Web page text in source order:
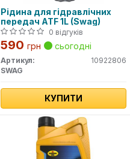
Рідина для гідравлічних
передач ATF 1L (Swag)
0 відгуків
590 грн сьогодні
Артикул:
10922806
SWAG
КУПИТИ